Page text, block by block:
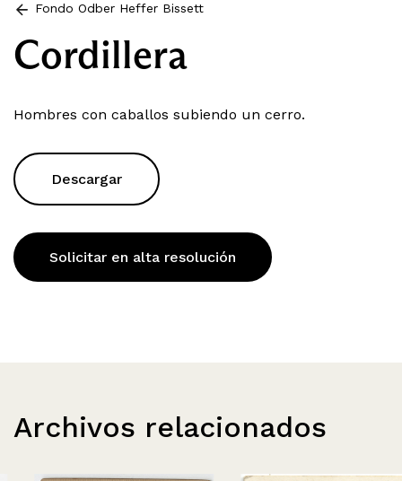
Fondo Odber Heffer Bissett
Cordillera
Hombres con caballos subiendo un cerro.
Descargar
Solicitar en alta resolución
Archivos relacionados